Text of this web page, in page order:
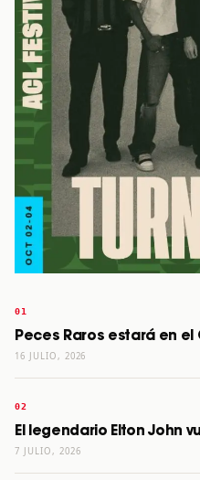
Peces Raros estará en
16 JULIO, 2026
El legendario Elton John
7 JULIO, 2026